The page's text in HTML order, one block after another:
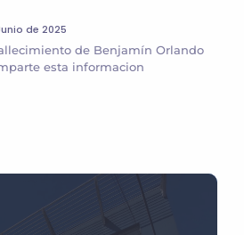
de 2025
de Benjamín Orlando
esta informacion